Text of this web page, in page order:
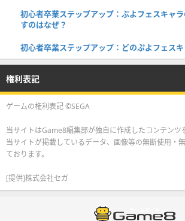
初心者卒業ステップアップ：ぷよフェスキャ
すのはなぜ？
初心者卒業ステップアップ：どのぷよフェス
権利表記
ゲームの権利表記 ©SEGA
当サイトはGame8編集部が独自に作成したコンテンツ
当サイトが掲載しているデータ、画像等の無断使用・
ております。
[提供]株式会社セガ